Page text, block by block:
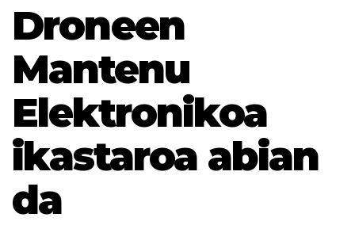
Droneen
Mantenu
Elektronikoa
ikastaroa abian
da